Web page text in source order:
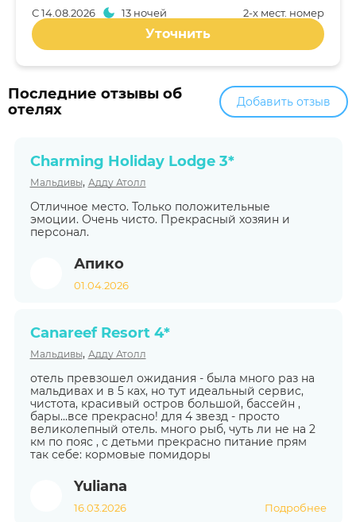
2-x мест. номер
С14.08.2026 13 ночей
Уточнить
Последние отзывы об
отелях
Добавить отзыв
Charming Holiday Lodge 3*
Мальдивы, Адду Атолл
Отличное место. Только положительные
эмоции. Очень чисто. Прекрасный хозяин и
персонал.
Апико
01.04.2026
Canareef Resort 4*
Мальдивы, Адду Атолл
отель превзошел ожидания - была много раз на
мальдивах и в 5 ках, но тут идеальный сервис,
чистота, красивый остров большой, бассейн ,
бары...все прекрасно! для 4 звезд - просто
великолепный отель. много рыб, чуть ли не на 2
км по пояс , с детьми прекрасно питание прям
так себе: кормовые помидоры
Yuliana
16.03.2026 Подробнее